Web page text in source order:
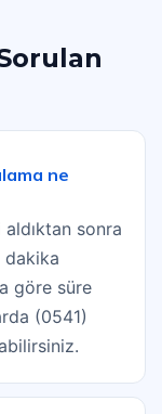
ne
sonra
göre süre
(0541)